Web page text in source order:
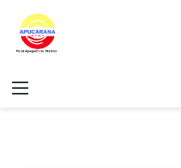
Menu